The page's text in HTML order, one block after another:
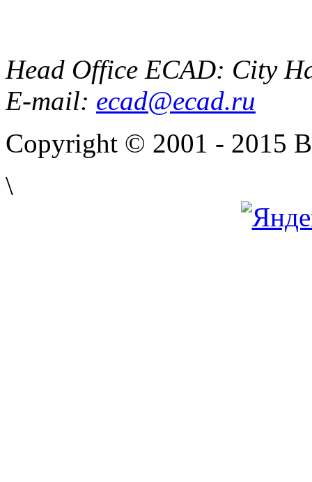
Head Office ECAD: City
E-mail: ecad@ecad.ru
Copyright © 2001 - 2015
\